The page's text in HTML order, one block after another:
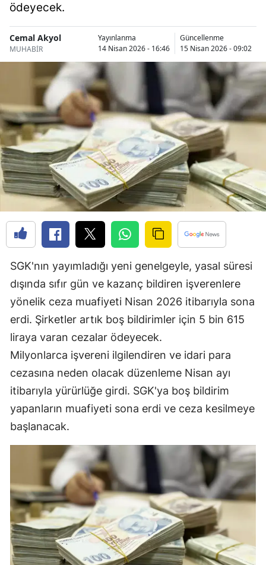
Bitlis
Burdur
Bursa
Çanakkale
Çankırı
Çorum
Edirne
Elazığ
Erzincan
Eskişehir
Gaziantep
Giresun
Hakkari
Hatay
Isparta
Mersin
İstanbul
ödeyecek.
Cemal Akyol
MUHABİR
Yayınlanma
14 Nisan 2026 - 16:46
Güncellenme
15 Nisan 2026 - 09:02
SGK'nın yayımladığı yeni genelgeyle, yasal süresi
dışında sıfır gün ve kazanç bildiren işverenlere
yönelik ceza muafiyeti Nisan 2026 itibarıyla sona
erdi. Şirketler artık boş bildirimler için 5 bin 615
liraya varan cezalar ödeyecek.
Milyonlarca işvereni ilgilendiren ve idari para
cezasına neden olacak düzenleme Nisan ayı
itibarıyla yürürlüğe girdi. SGK'ya boş bildirim
yapanların muafiyeti sona erdi ve ceza kesilmeye
başlanacak.